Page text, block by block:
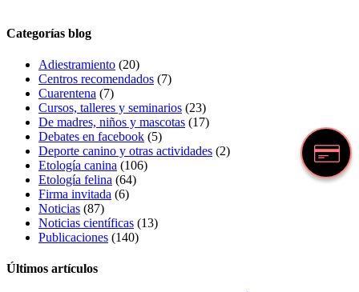
Categorías blog
Adiestramiento (20)
Centros recomendados (7)
Cuarentena (7)
Cursos, talleres y seminarios (23)
De madres, niños y mascotas (17)
Debates en facebook (5)
Deporte canino y otras actividades (2)
Etología canina (106)
Etología felina (64)
Firma invitada (6)
Noticias (87)
Noticias científicas (13)
Publicaciones (140)
Últimos artículos